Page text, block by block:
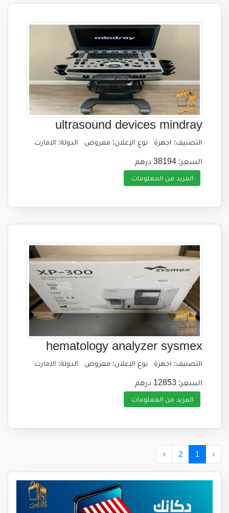
ultrasound devices mindray
التصنيف: اجهزة نوع الإعلان: معروض الدولة: الامارت
السعر: 38194 درهم
المزيد من المعلومات
hematology analyzer sysmex
التصنيف: اجهزة نوع الإعلان: معروض الدولة: الامارت
السعر: 12853 درهم
المزيد من المعلومات
‹
1
2
›